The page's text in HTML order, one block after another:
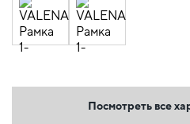
Посмотреть все